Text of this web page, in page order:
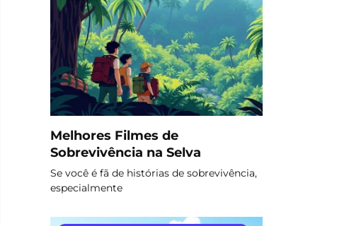
Melhores Filmes de
Sobrevivência na Selva
Se você é fã de histórias de sobrevivência,
especialmente